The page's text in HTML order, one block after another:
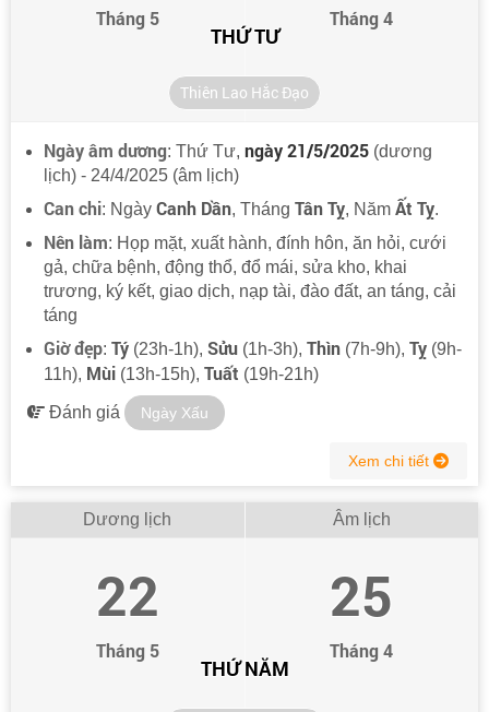
Tháng 5 Tháng 4
THỨ TƯ
Thiên Lao Hắc Đạo
Ngày âm dương: Thứ Tư, ngày 21/5/2025 (dương
lịch) - 24/4/2025 (âm lịch)
Can chi: Ngày Canh Dần, Tháng Tân Tỵ, Năm Ất Tỵ.
Nên làm: Họp mặt, xuất hành, đính hôn, ăn hỏi, cưới
gả, chữa bệnh, động thổ, đổ mái, sửa kho, khai
trương, ký kết, giao dịch, nạp tài, đào đất, an táng, cải
táng
Giờ đẹp: Tý (23h-1h), Sửu (1h-3h), Thìn (7h-9h), Tỵ (9h-
11h), Mùi (13h-15h), Tuất (19h-21h)
Đánh giá Ngày Xấu
Xem chi tiết
Dương lịch
22
Tháng 5
Âm lịch
25
Tháng 4
THỨ NĂM